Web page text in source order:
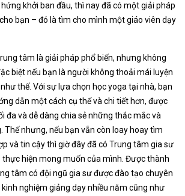
khởi ban đầu, thì nay đã có một giải pháp
bạn – đó là tìm cho mình một giáo viên dạy
tâm là giải pháp phổ biến, nhưng không
biệt nếu bạn là người không thoải mái luyện
thế. Với sự lựa chọn học yoga tại nhà, bạn
dẫn một cách cụ thể và chi tiết hơn, được
đa và dễ dàng chia sẻ những thắc mắc và
Thế nhưng, nếu bạn vẫn còn loay hoay tìm
và tin cậy thì giờ đây đã có Trung tâm gia sư
thực hiện mong muốn của mình. Được thành
tâm có đội ngũ gia sư được đào tạo chuyên
kinh nghiệm giảng dạy nhiều năm cũng như